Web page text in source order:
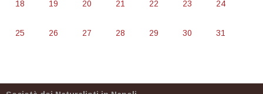
18 19 20 21 22 23 24
25 26 27 28 29 30 31